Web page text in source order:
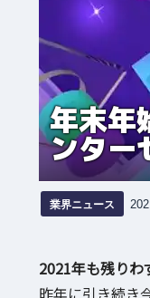
年末年
ンター
業界ニュース
2021年も残りわ
昨年に引き続き